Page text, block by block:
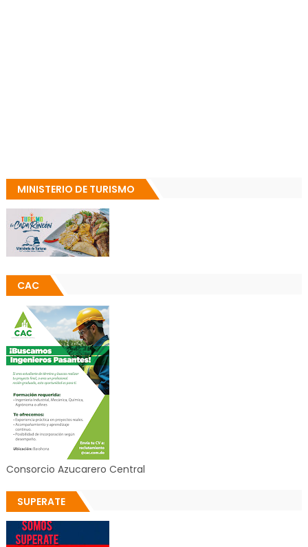
MINISTERIO DE TURISMO
CAC
Consorcio Azucarero Central
SUPERATE